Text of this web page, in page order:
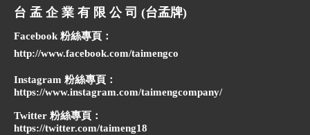
台 孟 企 業 有 限 公 司 (台孟牌)
Facebook 粉絲專頁：
http://www.facebook.com/taimengco
Instagram 粉絲專頁：
https://www.instagram.com/taimengcompany/
Twitter 粉絲專頁：
https://twitter.com/taimeng18